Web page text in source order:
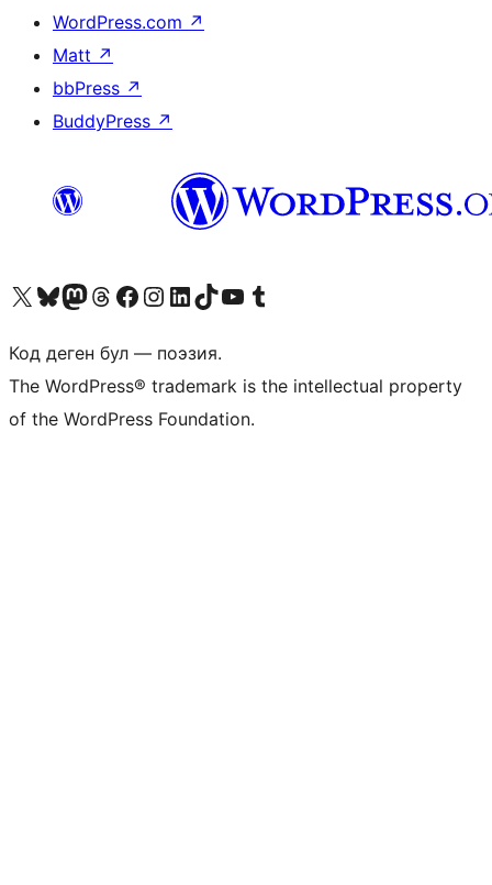
WordPress.com ↗
Matt ↗
bbPress ↗
BuddyPress ↗
Visit our X (formerly Twitter) account
Visit our Bluesky account
Биздин Mastodon түрмөгүбүзгө баш багыңыз
Visit our Threads account
Биздин Facebook баракчабызга кириңиз
Биздин Instagram баракчабызга баш багыңыз
Биздин LinkedIn баракчабызга баш багыңыз
Visit our TikTok account
Visit our YouTube channel
Visit our Tumblr account
Код деген бул — поэзия.
The WordPress® trademark is the intellectual property
of the WordPress Foundation.